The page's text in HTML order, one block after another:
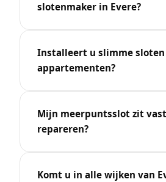
slotenmaker in Evere?
Installeert u slimme sloten
appartementen?
Mijn meerpuntsslot zit
repareren?
Komt u in alle wijken van